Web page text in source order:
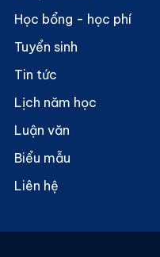
Học bổng - học phí
Tuyển sinh
Tin tức
Lịch năm học
Luận văn
Biểu mẫu
Liên hệ